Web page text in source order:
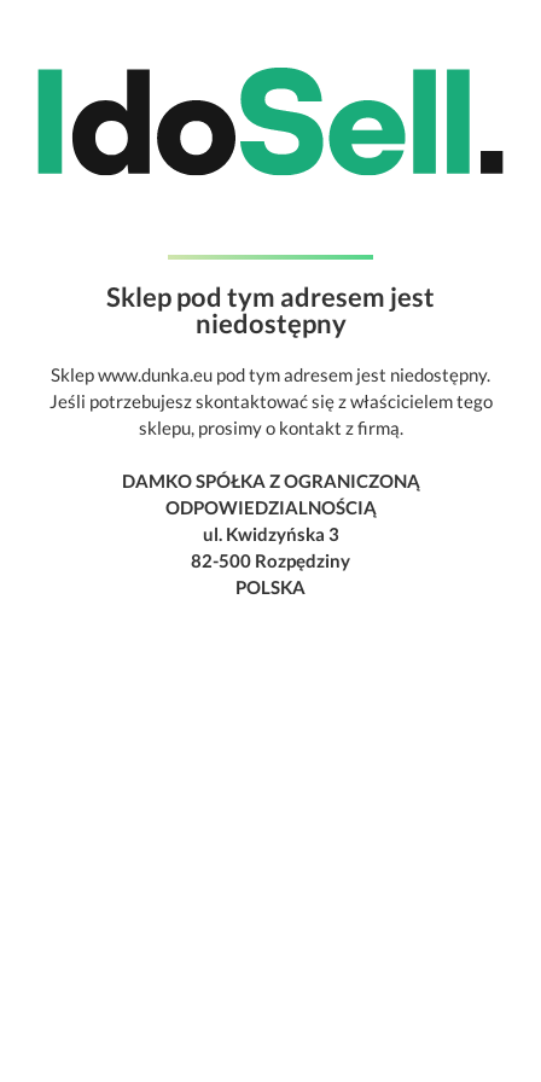
Sklep pod tym adresem jest
niedostępny
Sklep www.dunka.eu pod tym adresem jest niedostępny.
Jeśli potrzebujesz skontaktować się z właścicielem tego
sklepu, prosimy o kontakt z firmą.
DAMKO SPÓŁKA Z OGRANICZONĄ
ODPOWIEDZIALNOŚCIĄ
ul. Kwidzyńska 3
82-500 Rozpędziny
POLSKA